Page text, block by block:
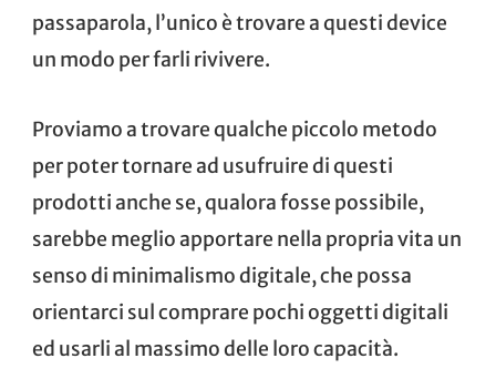
passaparola, l’unico è trovare a questi device
un modo per farli rivivere.
Proviamo a trovare qualche piccolo metodo
per poter tornare ad usufruire di questi
prodotti anche se, qualora fosse possibile,
sarebbe meglio apportare nella propria vita un
senso di minimalismo digitale, che possa
orientarci sul comprare pochi oggetti digitali
ed usarli al massimo delle loro capacità.